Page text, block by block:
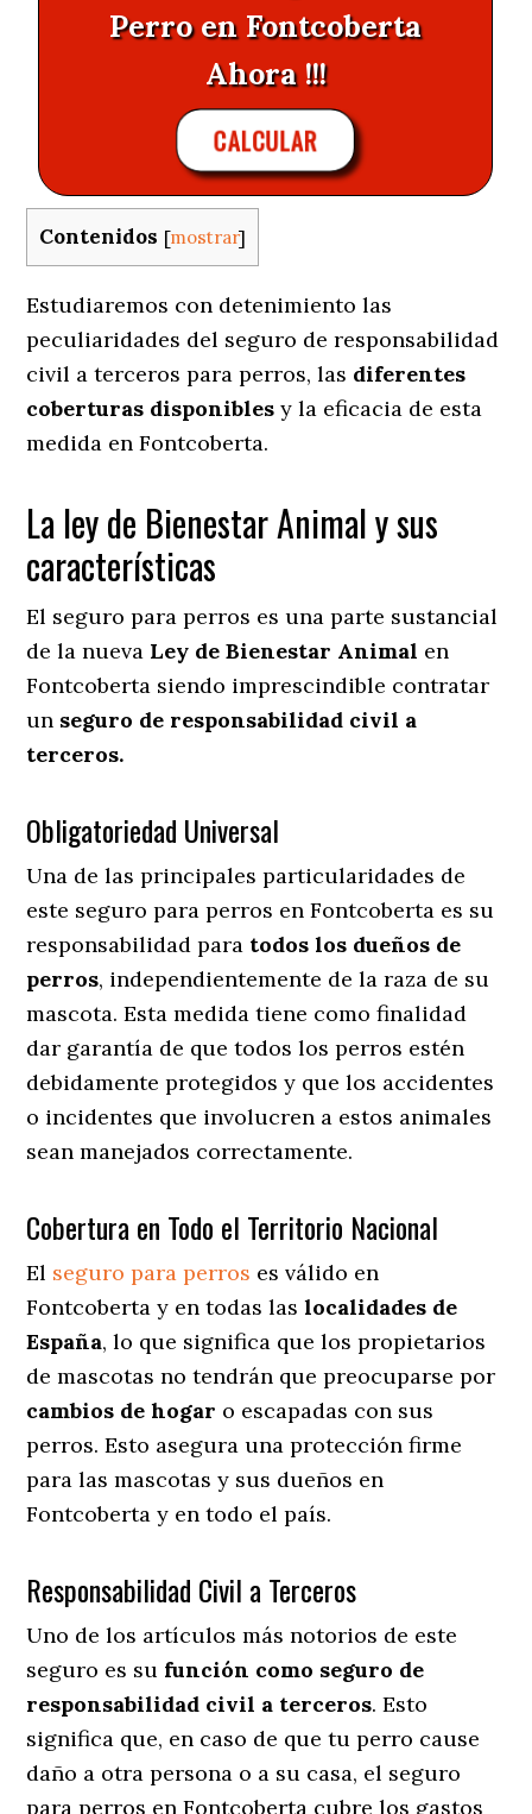
Perro en Fontcoberta
Ahora !!!
CALCULAR
Contenidos [mostrar]
Estudiaremos con detenimiento las
peculiaridades del seguro de responsabilidad
civil a terceros para perros, las diferentes
coberturas disponibles y la eficacia de esta
medida en Fontcoberta.
La ley de Bienestar Animal y sus
características
El seguro para perros es una parte sustancial
de la nueva Ley de Bienestar Animal en
Fontcoberta siendo imprescindible contratar
un seguro de responsabilidad civil a
terceros.
Obligatoriedad Universal
Una de las principales particularidades de
este seguro para perros en Fontcoberta es su
responsabilidad para todos los dueños de
perros, independientemente de la raza de su
mascota. Esta medida tiene como finalidad
dar garantía de que todos los perros estén
debidamente protegidos y que los accidentes
o incidentes que involucren a estos animales
sean manejados correctamente.
Cobertura en Todo el Territorio Nacional
El seguro para perros es válido en
Fontcoberta y en todas laslocalidades de
España, lo que significa que los propietarios
de mascotas no tendrán que preocuparse por
cambios de hogar o escapadas con sus
perros. Esto asegura una protección firme
para las mascotas y sus dueños en
Fontcoberta y en todo el país.
Responsabilidad Civil a Terceros
Uno de los artículos más notorios de este
seguro es su función como seguro de
responsabilidad civil a terceros. Esto
significa que, en caso de que tu perro cause
daño a otra persona o a su casa, el seguro
para perros en Fontcoberta cubre los gastos